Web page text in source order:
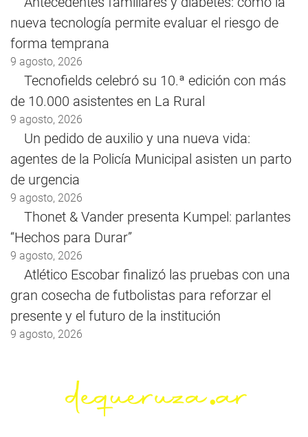
nueva tecnología permite evaluar el riesgo de
forma temprana
9 agosto, 2026
Tecnofields celebró su 10.ª edición con más
de 10.000 asistentes en La Rural
9 agosto, 2026
Un pedido de auxilio y una nueva vida:
agentes de la Policía Municipal asisten un parto
de urgencia
9 agosto, 2026
Thonet & Vander presenta Kumpel: parlantes
“Hechos para Durar”
9 agosto, 2026
Atlético Escobar finalizó las pruebas con una
gran cosecha de futbolistas para reforzar el
presente y el futuro de la institución
9 agosto, 2026